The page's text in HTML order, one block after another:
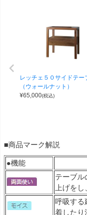
レッチェ５０サイドテー
（ウォールナット）
¥65,000(税込)
■商品マーク解説
●機能
テーブル
上げを
呼吸する
着したり